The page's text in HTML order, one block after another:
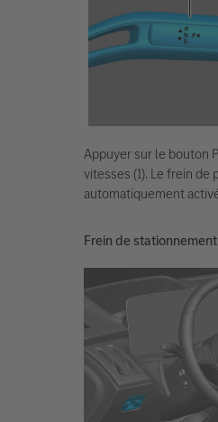
Appuyer sur le bouton
vitesses (1). Le frein de
automatiquement
Frein de stationnement